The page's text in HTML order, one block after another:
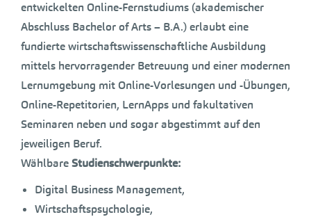
entwickelten Online-Fernstudiums (akademischer
Abschluss Bachelor of Arts – B.A.) erlaubt eine
fundierte wirtschaftswissenschaftliche Ausbildung
mittels hervorragender Betreuung und einer modernen
Lernumgebung mit Online-Vorlesungen und -Übungen,
Online-Repetitorien, LernApps und fakultativen
Seminaren neben und sogar abgestimmt auf den
jeweiligen Beruf.
WählbareStudienschwerpunkte:
Digital Business Management,
Wirtschaftspsychologie,